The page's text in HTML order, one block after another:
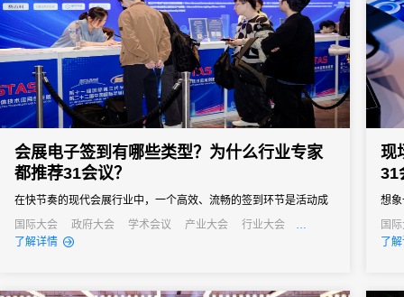
会展电子签到有哪些类型？为什么行业专家
都推荐31会议？
在快节奏的现代会展行业中，一个高效、流畅的签到环节是活动成
功的第一步。它不仅关系到参会者的第一印象，更直接影响着活动
的组织效率和数据准确性。告别传统纸质签到的繁琐与混乱，电子
国际大会 政府大会 学术会议 产业大会
行业大会
经销商大会
了解详情
现
31
想
排
寻
国
招
了